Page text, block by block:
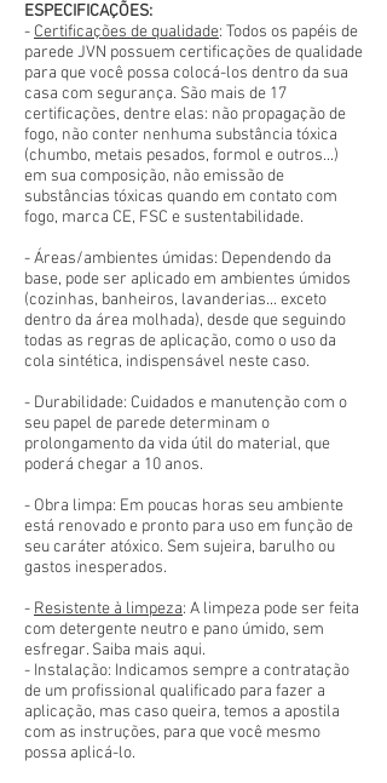
ESPECIFICAÇÕES:
- Certificações de qualidade: Todos os papéis de
parede JVN possuem certificações de qualidade
para que você possa colocá-los dentro da sua
casa com segurança. São mais de 17
certificações, dentre elas: não propagação de
fogo, não conter nenhuma substância tóxica
(chumbo, metais pesados, formol e outros...)
em sua composição, não emissão de
substâncias tóxicas quando em contato com
fogo, marca CE, FSC e sustentabilidade.
- Áreas/ambientes úmidas: Dependendo da
base, pode ser aplicado em ambientes úmidos
(cozinhas, banheiros, lavanderias... exceto
dentro da área molhada), desde que seguindo
todas as regras de aplicação, como o uso da
cola sintética, indispensável neste caso.
- Durabilidade: Cuidados e manutenção com o
seu papel de parede determinam o
prolongamento da vida útil do material, que
poderá chegar a 10 anos.
- Obra limpa: Em poucas horas seu ambiente
está renovado e pronto para uso em função de
seu caráter atóxico. Sem sujeira, barulho ou
gastos inesperados.
- Resistente à limpeza: A limpeza pode ser feita
com detergente neutro e pano úmido, sem
esfregar. Saiba mais aqui.
- Instalação: Indicamos sempre a contratação
de um profissional qualificado para fazer a
aplicação, mas caso queira, temos a apostila
com as instruções, para que você mesmo
possa aplicá-lo.